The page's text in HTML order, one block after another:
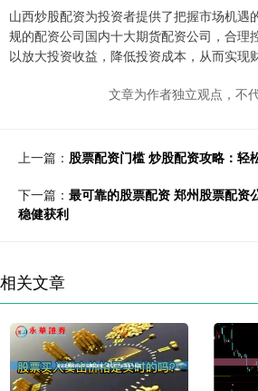
山西炒股配资为投资者提供了把握市场机遇
规的配资公司国内十大期货配资公司，合理
以放大投资收益，降低投资成本，从而实现
文章为作者独立观点，不
上一篇： 股票配资门槛 炒股配资攻略：轻
下一篇： 最可靠的股票配资 郑州股票配资
稳健获利
相关文章